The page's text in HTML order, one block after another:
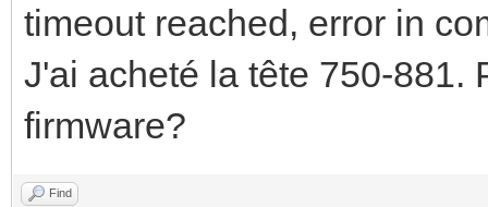
timeout reached, error in
J'ai acheté la tête 750-881.
firmware?
Find